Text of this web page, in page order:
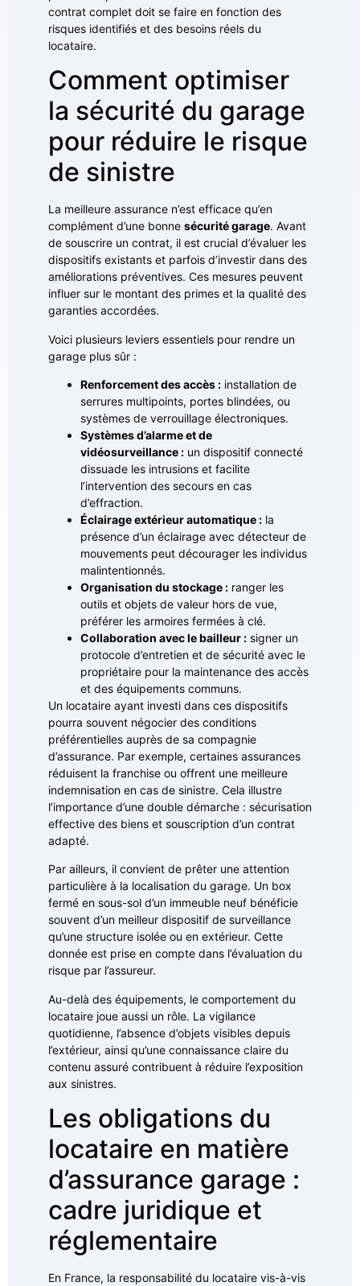
contrat complet doit se faire en fonction des
risques identifiés et des besoins réels du
locataire.
Comment optimiser
la sécurité du garage
pour réduire le risque
de sinistre
La meilleure assurance n’est efficace qu’en
complément d’une bonne sécurité garage. Avant
de souscrire un contrat, il est crucial d’évaluer les
dispositifs existants et parfois d’investir dans des
améliorations préventives. Ces mesures peuvent
influer sur le montant des primes et la qualité des
garanties accordées.
Voici plusieurs leviers essentiels pour rendre un
garage plus sûr :
Renforcement des accès : installation de
serrures multipoints, portes blindées, ou
systèmes de verrouillage électroniques.
Systèmes d’alarme et de
vidéosurveillance : un dispositif connecté
dissuade les intrusions et facilite
l’intervention des secours en cas
d’effraction.
Éclairage extérieur automatique : la
présence d’un éclairage avec détecteur de
mouvements peut décourager les individus
malintentionnés.
Organisation du stockage : ranger les
outils et objets de valeur hors de vue,
préférer les armoires fermées à clé.
Collaboration avec le bailleur : signer un
protocole d’entretien et de sécurité avec le
propriétaire pour la maintenance des accès
et des équipements communs.
Un locataire ayant investi dans ces dispositifs
pourra souvent négocier des conditions
préférentielles auprès de sa compagnie
d’assurance. Par exemple, certaines assurances
réduisent la franchise ou offrent une meilleure
indemnisation en cas de sinistre. Cela illustre
l’importance d’une double démarche : sécurisation
effective des biens et souscription d’un contrat
adapté.
Par ailleurs, il convient de prêter une attention
particulière à la localisation du garage. Un box
fermé en sous-sol d’un immeuble neuf bénéficie
souvent d’un meilleur dispositif de surveillance
qu’une structure isolée ou en extérieur. Cette
donnée est prise en compte dans l’évaluation du
risque par l’assureur.
Au-delà des équipements, le comportement du
locataire joue aussi un rôle. La vigilance
quotidienne, l’absence d’objets visibles depuis
l’extérieur, ainsi qu’une connaissance claire du
contenu assuré contribuent à réduire l’exposition
aux sinistres.
Les obligations du
locataire en matière
d’assurance garage :
cadre juridique et
réglementaire
En France, la responsabilité du locataire vis-à-vis